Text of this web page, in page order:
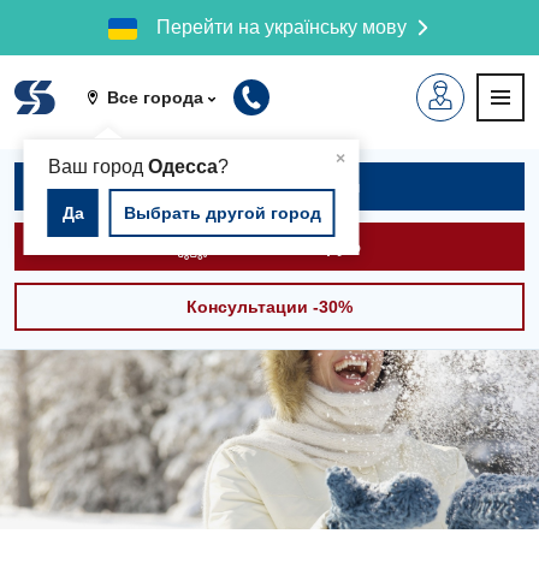
Перейти на українську мову
Все города
×
Ваш город Одесса?
Да Выбрать другой город
Записаться на приём
Вызвать скорую
Консультации -30%